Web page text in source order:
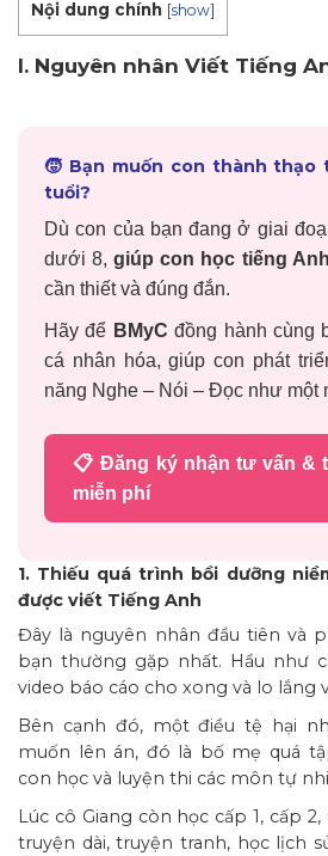
Nội dung chính [show]
I. Nguyên nhân Viết Tiếng
🧒 Bạn muốn con thành thạo
tuổi?
Dù con của bạn đang ở giai
dưới 8,giúp con học tiếng
cần thiết và đúng đắn.
Hãy để BMyC đồng hành cùng
cá nhân hóa, giúp con phát
năng Nghe – Nói – Đọc như một
📋 Đăng ký nhận tư vấn &
miễn phí
1. Thiếu quá trình bồi dưỡng
được viết Tiếng Anh
Đây là nguyên nhân đầu tiên và
bạn thường gặp nhất. Hầu như
video báo cáo cho xong và lo lắng
Bên cạnh đó, một điều tệ hại
muốn lên án, đó là bố mẹ quá
con học và luyện thi các môn tự
Lúc cô Giang còn học cấp 1, cấp
truyện dài, truyện tranh, học lịch